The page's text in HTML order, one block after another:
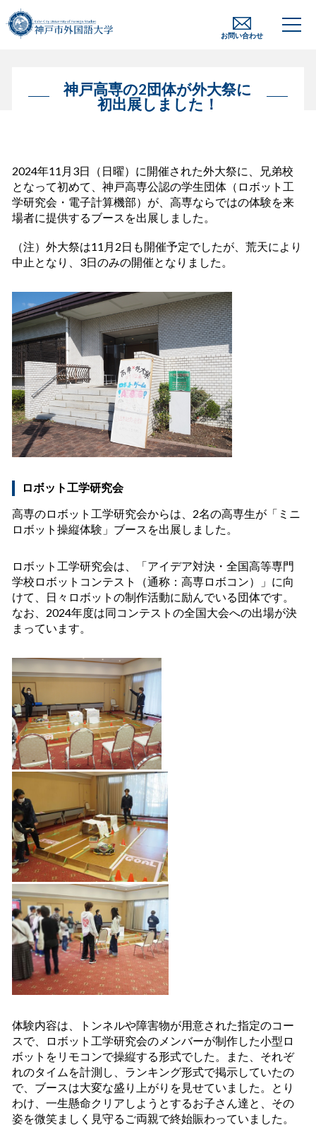
お問い合わせ
神戸高専の2団体が外大祭に
初出展しました！
2024年11月3日（日曜）に開催された外大祭に、兄弟校
となって初めて、神戸高専公認の学生団体（ロボット工
学研究会・電子計算機部）が、高専ならではの体験を来
場者に提供するブースを出展しました。
（注）外大祭は11月2日も開催予定でしたが、荒天により
中止となり、3日のみの開催となりました。
ロボット工学研究会
高専のロボット工学研究会からは、2名の高専生が「ミニ
ロボット操縦体験」ブースを出展しました。
ロボット工学研究会は、「アイデア対決・全国高等専門
学校ロボットコンテスト（通称：高専ロボコン）」に向
けて、日々ロボットの制作活動に励んでいる団体です。
なお、2024年度は同コンテストの全国大会への出場が決
まっています。
体験内容は、トンネルや障害物が用意された指定のコー
スで、ロボット工学研究会のメンバーが制作した小型ロ
ボットをリモコンで操縦する形式でした。また、それぞ
れのタイムを計測し、ランキング形式で掲示していたの
で、ブースは大変な盛り上がりを見せていました。とり
わけ、一生懸命クリアしようとするお子さん達と、その
姿を微笑ましく見守るご両親で終始賑わっていました。